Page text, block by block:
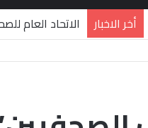
أخر الاخبار
الاتحاد العام